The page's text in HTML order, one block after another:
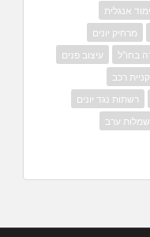
אנגלית
מרחיק יונים
בחו"ל
עיצוב פנים
קניית רכב
רשתות נגד יונים
שמלות ערב